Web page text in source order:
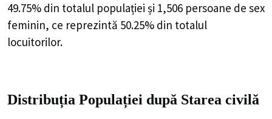
49.75% din totalul populației și 1,506 persoane de sex
feminin, ce reprezintă 50.25% din totalul
locuitorilor.
Distribuția Populației după Starea civilă